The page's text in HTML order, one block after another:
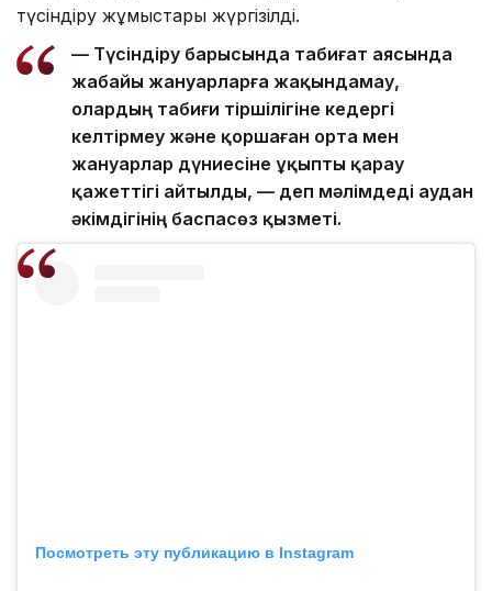
түсіндіру жұмыстары жүргізілді.
— Түсіндіру барысында табиғат аясында
жабайы жануарларға жақындамау,
олардың табиғи тіршілігіне кедергі
келтірмеу және қоршаған орта мен
жануарлар дүниесіне ұқыпты қарау
қажеттігі айтылды, — деп мәлімдеді аудан
әкімдігінің баспасөз қызметі.
Посмотреть эту публикацию в Instagram